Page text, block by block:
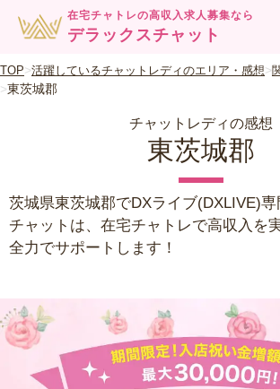
在宅チャトレの高収入求人募集なら
デラックスチャット
TOP 活躍しているチャットレディのエリア・感想
東茨城郡
チャットレディの感想
東茨城郡
茨城県東茨城郡でDXライブ(DXLIVE)
チャットは、在宅チャトレで高収入を
全力でサポートします！